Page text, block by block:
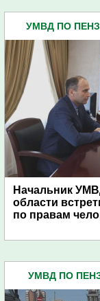
УМВД ПО
Начальник
области
по правам
УМВД ПО